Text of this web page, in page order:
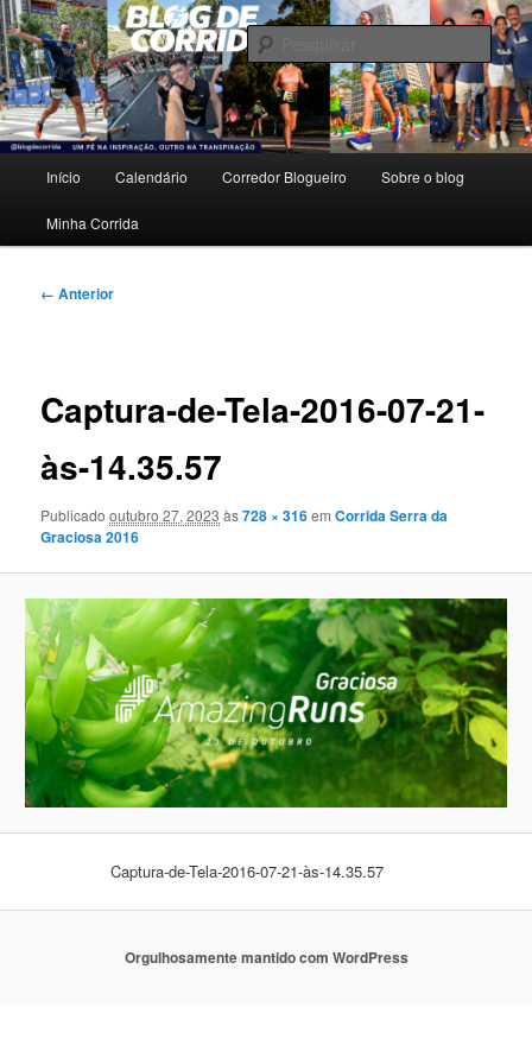
Pular
para
o
conteúdo
principalBlog de Corrida
Um pé na inspiração, outro na transpiração.
principal
Início Calendário Corredor Blogueiro Sobre o blog
Minha Corrida
Navegação
← Anterior
Captura-de-Tela-2016-07-21-
às-14.35.57
Publicadooutubro 27, 2023 às728 × 316emCorrida Serra da
Graciosa 2016
Captura-de-Tela-2016-07-21-às-14.35.57
Orgulhosamente mantido com WordPress